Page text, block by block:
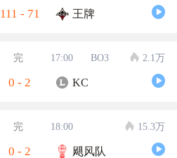
111 - 71 王牌
完 17:00 BO3 2.1万
0 - 2 KC
完 18:00 15.3万
0 - 2 飓风队